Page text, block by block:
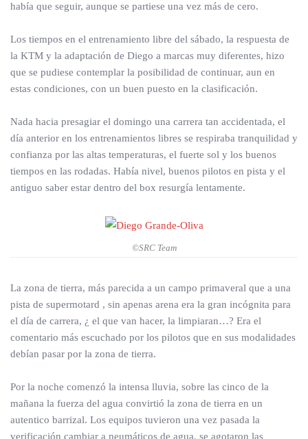
había que seguir, aunque se partiese una vez más de cero.
Los tiempos en el entrenamiento libre del sábado, la respuesta de
la KTM y la adaptación de Diego a marcas muy diferentes, hizo
que se pudiese contemplar la posibilidad de continuar, aun en
estas condiciones, con un buen puesto en la clasificación.
Nada hacia presagiar el domingo una carrera tan accidentada, el
día anterior en los entrenamientos libres se respiraba tranquilidad y
confianza por las altas temperaturas, el fuerte sol y los buenos
tiempos en las rodadas. Había nivel, buenos pilotos en pista y el
antiguo saber estar dentro del box resurgía lentamente.
©SRC Team
La zona de tierra, más parecida a un campo primaveral que a una
pista de supermotard , sin apenas arena era la gran incógnita para
el día de carrera, ¿ el que van hacer, la limpiaran…? Era el
comentario más escuchado por los pilotos que en sus modalidades
debían pasar por la zona de tierra.
Por la noche comenzó la intensa lluvia, sobre las cinco de la
mañana la fuerza del agua convirtió la zona de tierra en un
autentico barrizal. Los equipos tuvieron una vez pasada la
verificación cambiar a neumáticos de agua, se agotaron las